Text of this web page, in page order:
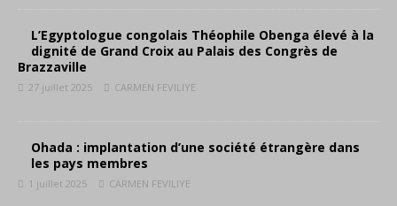
L’Egyptologue congolais Théophile Obenga élevé à la
dignité de Grand Croix au Palais des Congrès de
Brazzaville
27 juillet 2025 CARMEN FEVILIYE
Ohada : implantation d’une société étrangère dans
les pays membres
1 juillet 2025 CARMEN FEVILIYE